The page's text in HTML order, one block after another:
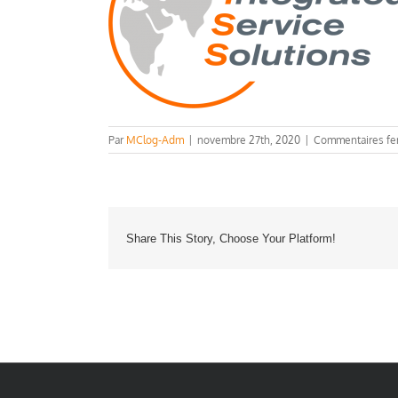
Par MClog-Adm novembre 27th, 2020 Commentaires
Share This Story, Choose Your Platform!